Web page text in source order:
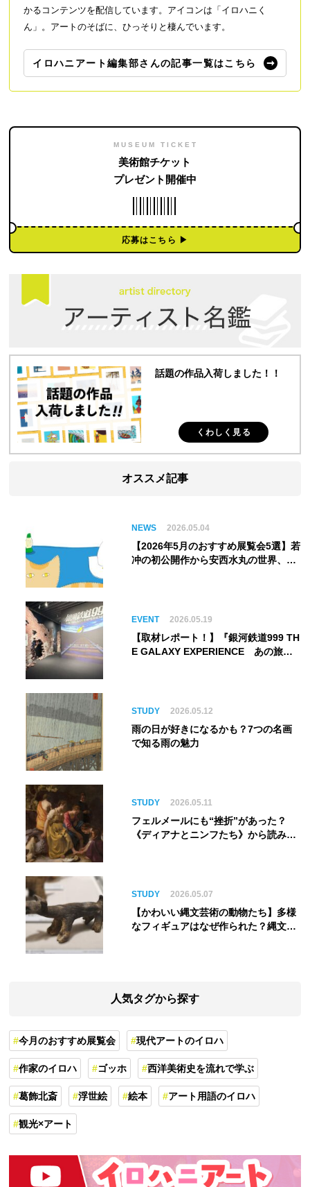
かるコンテンツを配信しています。アイコンは「イロハニく
ん」。アートのそばに、ひっそりと棲んでいます。
イロハニアート編集部さんの記事一覧はこちら
MUSEUM TICKET
美術館チケット
プレゼント開催中
応募はこちら ▶︎
話題の作品入荷しました！！
くわしく見る
オススメ記事
NEWS 2026.05.04
【2026年5月のおすすめ展覧会5選】若
冲の初公開作から安西水丸の世界、そ
EVENT 2026.05.19
【取材レポート！】『銀河鉄道999 TH
E GALAXY EXPERIENCE あの旅
ム】
STUDY 2026.05.12
雨の日が好きになるかも？7つの名画
で知る雨の魅力
STUDY 2026.05.11
フェルメールにも“挫折”があった？
《ディアナとニンフたち》から読み解
STUDY 2026.05.07
【かわいい縄文芸術の動物たち】多様
なフィギュアはなぜ作られた？縄文人
人気タグから探す
今月のおすすめ展覧会 現代アートのイロハ
作家のイロハ ゴッホ 西洋美術史を流れで学ぶ
葛飾北斎 浮世絵 絵本 アート用語のイロハ
観光×アート